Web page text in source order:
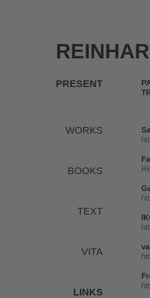
PRESENT
WORKS
BOOKS
TEXT
VITA
LINKS